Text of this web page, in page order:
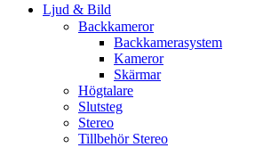
Ljud & Bild
Backkameror
Backkamerasystem
Kameror
Skärmar
Högtalare
Slutsteg
Stereo
Tillbehör Stereo